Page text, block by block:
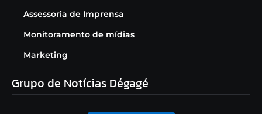
Assessoria de Imprensa
Monitoramento de mídias
Marketing
Grupo de Notícias Dégagé